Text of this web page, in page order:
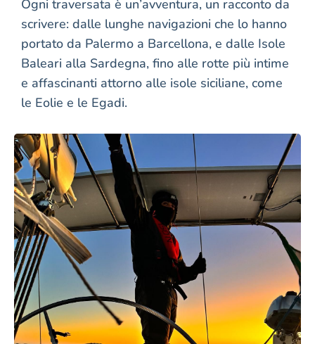
Ogni traversata è un’avventura, un racconto da
scrivere: dalle lunghe navigazioni che lo hanno
portato da Palermo a Barcellona, e dalle Isole
Baleari alla Sardegna, fino alle rotte più intime
e affascinanti attorno alle isole siciliane, come
le Eolie e le Egadi.